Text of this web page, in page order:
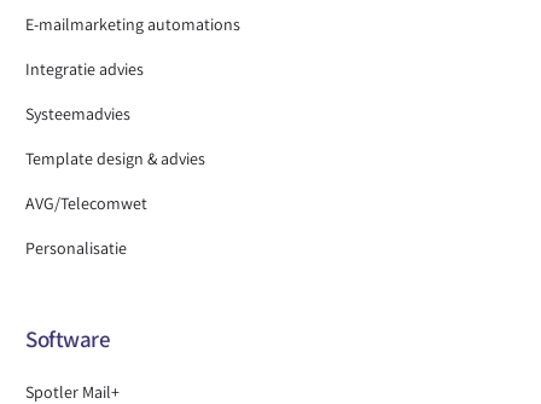
E-mailmarketing automations
Integratie advies
Systeemadvies
Template design & advies
AVG/Telecomwet
Personalisatie
Software
Spotler Mail+